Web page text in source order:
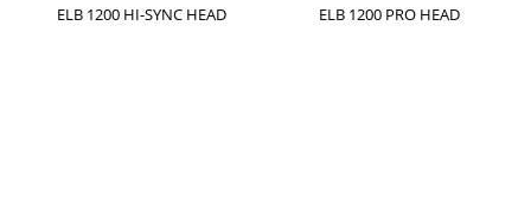
ELB 1200 HI-SYNC HEAD ELB 1200 PRO HEAD